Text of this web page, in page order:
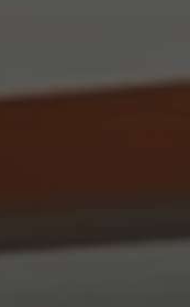
pertinenti